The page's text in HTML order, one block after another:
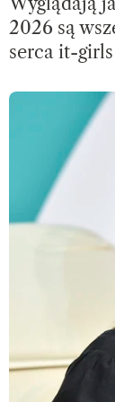
2026 są
serca it-girls